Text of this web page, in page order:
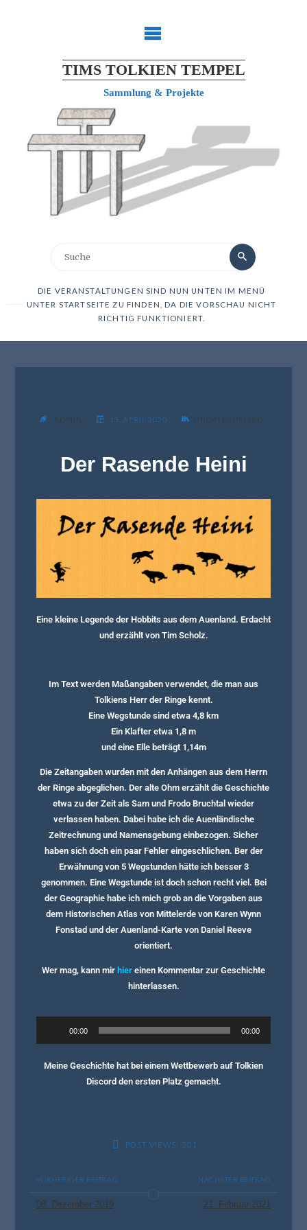
TIMS TOLKIEN TEMPEL
Sammlung & Projekte
DIE VERANSTALTUNGEN SIND NUN UNTEN IM MENÜ
UNTER STARTSEITE ZU FINDEN, DA DIE VORSCHAU NICHT
RICHTIG FUNKTIONIERT.
ADMIN 13. APRIL 2020 UNCATEGORIZED
Der Rasende Heini
Eine kleine Legende der Hobbits aus dem Auenland. Erdacht
und erzählt von Tim Scholz.
Im Text werden Maßangaben verwendet, die man aus
Tolkiens Herr der Ringe kennt.
Eine Wegstunde sind etwa 4,8 km
Ein Klafter etwa 1,8 m
und eine Elle beträgt 1,14m
Die Zeitangaben wurden mit den Anhängen aus dem Herrn
der Ringe abgeglichen. Der alte Ohm erzählt die Geschichte
etwa zu der Zeit als Sam und Frodo Bruchtal wieder
verlassen haben. Dabei habe ich die Auenländische
Zeitrechnung und Namensgebung einbezogen. Sicher
haben sich doch ein paar Fehler eingeschlichen. Ber der
Erwähnung von 5 Wegstunden hätte ich besser 3
genommen. Eine Wegstunde ist doch schon recht viel. Bei
der Geographie habe ich mich grob an die Vorgaben aus
dem Historischen Atlas von Mittelerde von Karen Wynn
Fonstad und der Auenland-Karte von Daniel Reeve
orientiert.
Wer mag, kann mir hier einen Kommentar zur Geschichte
hinterlassen.
00:00 00:00
Meine Geschichte hat bei einem Wettbewerb auf Tolkien
Discord den ersten Platz gemacht.
POST VIEWS: 201
VORHERIGER BEITRAG
08. Dezember 2019
NÄCHSTER BEITRAG
21. Februar 2021